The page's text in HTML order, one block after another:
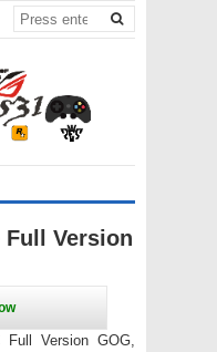
Full Version
Full Version GOG,